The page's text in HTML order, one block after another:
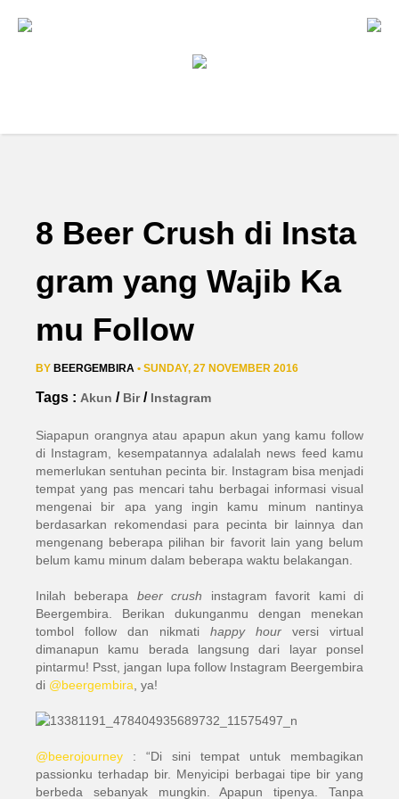
8 Beer Crush di Insta
gram yang Wajib Ka
mu Follow
BY BEERGEMBIRA • SUNDAY, 27 NOVEMBER 2016
Tags : Akun / Bir/ Instagram
Siapapun orangnya atau apapun akun yang kamu follow
di Instagram, kesempatannya adalalah news feed kamu
memerlukan sentuhan pecinta bir. Instagram bisa menjadi
tempat yang pas mencari tahu berbagai informasi visual
mengenai bir apa yang ingin kamu minum nantinya
berdasarkan rekomendasi para pecinta bir lainnya dan
mengenang beberapa pilihan bir favorit lain yang belum
belum kamu minum dalam beberapa waktu belakangan.
Inilah beberapa beer crush instagram favorit kami di
Beergembira. Berikan dukunganmu dengan menekan
tombol follow dan nikmati happy hour versi virtual
dimanapun kamu berada langsung dari layar ponsel
pintarmu! Psst, jangan lupa follow Instagram Beergembira
di @beergembira , ya!
@beerojourney : “Di sini tempat untuk membagikan
passionku terhadap bir. Menyicipi berbagai tipe bir yang
berbeda sebanyak mungkin. Apapun tipenya. Tanpa